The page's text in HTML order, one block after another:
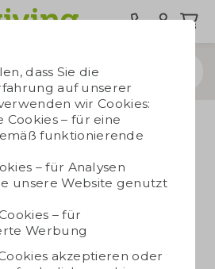
Fairtrade-Werbegeschenke: die nachhaltige Wahl für jedes Unternehmen
Wahl für
dass Sie die
auf unserer
wir Cookies:
Cookies – für eine
funktionierende
– für Analysen
unsere Website genutzt
– für
Werbung
akzeptieren oder